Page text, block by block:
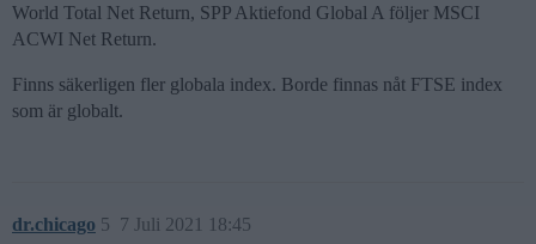
World Total Net Return, SPP Aktiefond Global A följer MSCI
ACWI Net Return.
Finns säkerligen fler globala index. Borde finnas nåt FTSE index
som är globalt.
dr.chicago 7 Juli 2021 18:45
5